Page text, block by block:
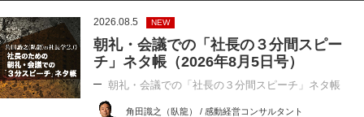
2026.08.5 NEW
朝礼・会議での「社長の３分間スピー
チ」ネタ帳（2026年8月5日号）
朝礼・会議での「社長の３分間スピーチ」ネタ帳
角田識之（臥龍） / 感動経営コンサルタント